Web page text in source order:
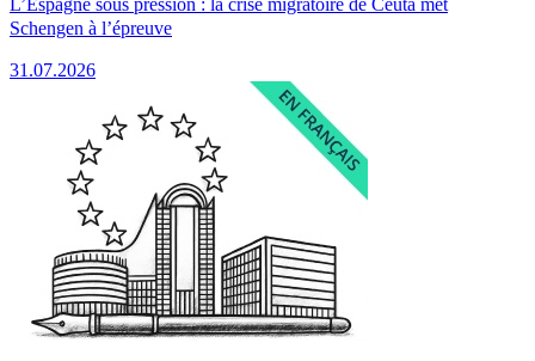
Schengen à l’épreuve
31.07.2026